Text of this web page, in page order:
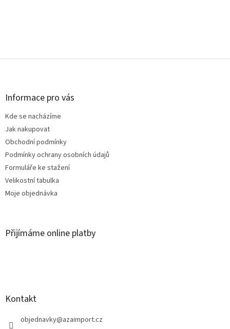
Z
Informace pro vás
Kde se nacházíme
Jak nakupovat
Obchodní podmínky
Podmínky ochrany osobních údajů
Formuláře ke stažení
Velikostní tabulka
Moje objednávka
Přijímáme online platby
Kontakt
objednavky@azaimport.cz